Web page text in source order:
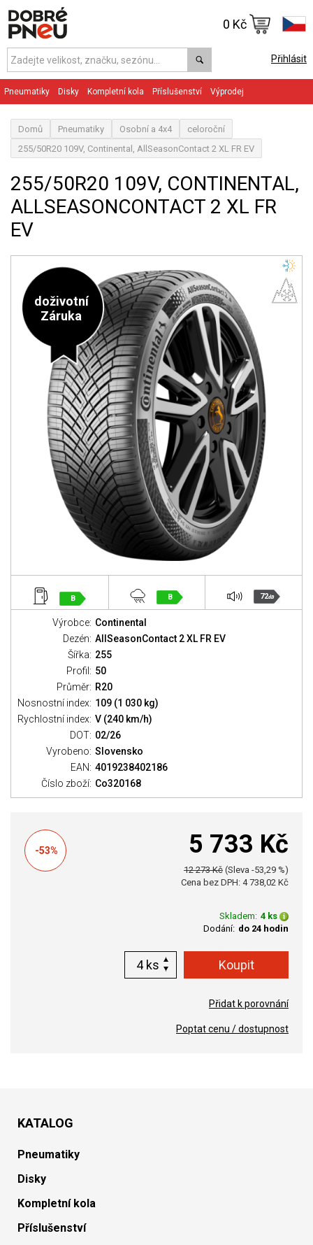
Přihlásit
0 Kč
Pneumatiky Disky Kompletní kola Příslušenství Výprodej
Domů Pneumatiky Osobní a 4x4
celoroční
255/50R20 109V, Continental, AllSeasonContact 2 XL FR EV
255/50R20 109V, CONTINENTAL,
ALLSEASONCONTACT 2 XL FR
EV
doživotní
Záruka
B B 72dB
Výrobce: Continental
Dezén: AllSeasonContact 2 XL FR EV
Šířka: 255
Profil: 50
Průměr: R20
Nosnostní index: 109 (1 030 kg)
Rychlostní index: V (240 km/h)
DOT: 02/26
Vyrobeno: Slovensko
EAN: 4019238402186
Číslo zboží: Co320168
-53% 5 733 Kč
12 273 Kč (Sleva -53,29 %)
Cena bez DPH: 4 738,02 Kč
Skladem: 4 ks
Dodání: do 24 hodin
ks
Přidat k porovnání
Poptat cenu / dostupnost
KATALOG
Pneumatiky
Disky
Kompletní kola
Příslušenství